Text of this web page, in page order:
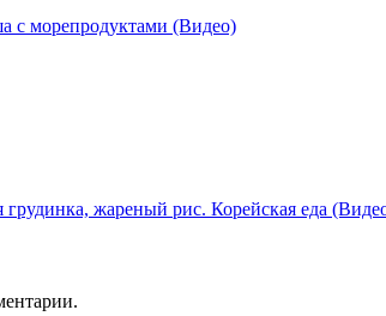
с морепродуктами (Видео)
жареный рис. Корейская еда